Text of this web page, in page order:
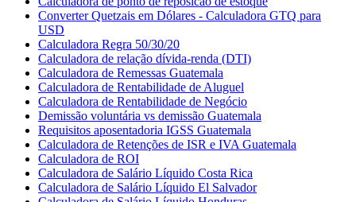
Converter Quetzais em Dólares - Calculadora GTQ para
USD
Calculadora Regra 50/30/20
Calculadora de relação dívida-renda (DTI)
Calculadora de Remessas Guatemala
Calculadora de Rentabilidade de Aluguel
Calculadora de Rentabilidade de Negócio
Demissão voluntária vs demissão Guatemala
Requisitos aposentadoria IGSS Guatemala
Calculadora de Retenções de ISR e IVA Guatemala
Calculadora de ROI
Calculadora de Salário Líquido Costa Rica
Calculadora de Salário Líquido El Salvador